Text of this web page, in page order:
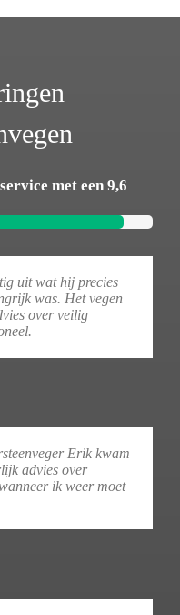
met een 9,6
uit wat hij precies
was. Het vegen
over veilig
Erik kwam
advies over
ik weer moet